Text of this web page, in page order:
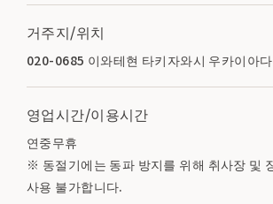
거주지/위치
020-0685 이와테현 타키자와시 우카이아
영업시간/이용시간
연중무휴
※ 동절기에는 동파 방지를 위해 취사장 및
사용 불가합니다.